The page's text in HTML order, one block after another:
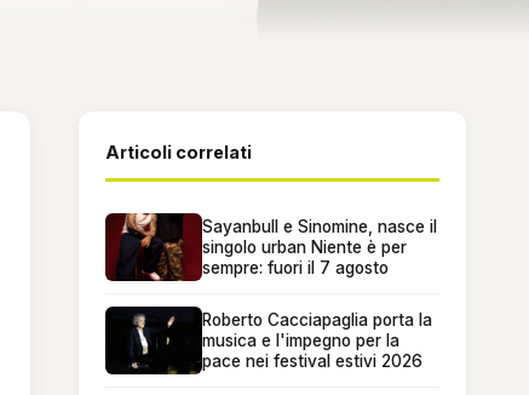
Articoli correlati
Sayanbull e Sinomine, nasce il
singolo urban Niente è per
sempre: fuori il 7 agosto
Roberto Cacciapaglia porta la
musica e l'impegno per la
pace nei festival estivi 2026